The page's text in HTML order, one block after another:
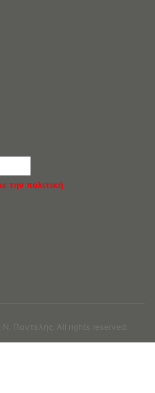
την πολιτική
Παντελής. All rights reserved.